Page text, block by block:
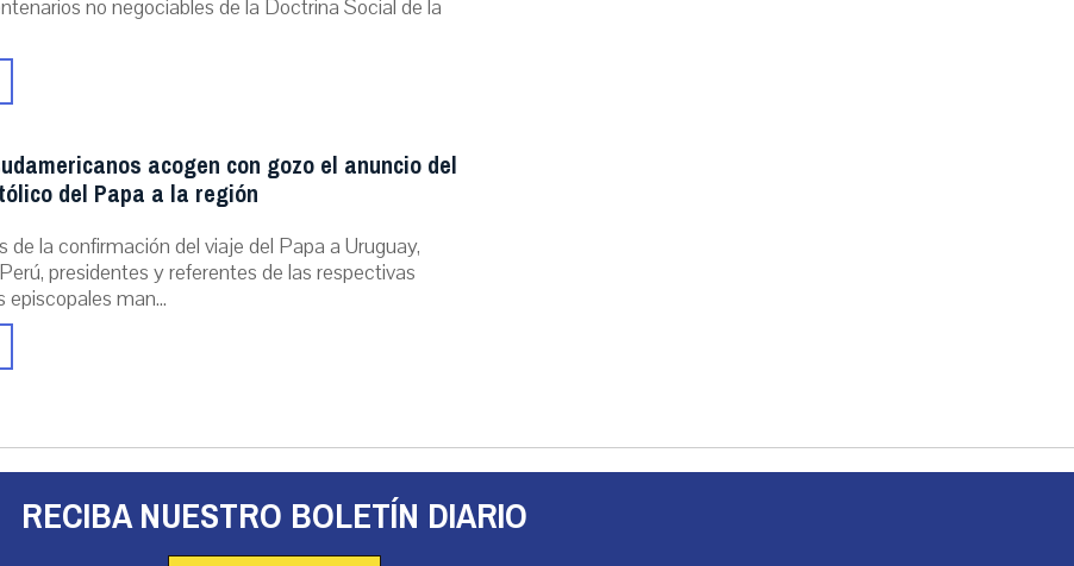
no negociables de la Doctrina Social de la
acogen con gozo el anuncio del
del Papa a la región
de la confirmación del viaje del Papa a Uruguay,
presidentes y referentes de las respectivas
episcopales man...
RECIBA NUESTRO BOLETÍN DIARIO